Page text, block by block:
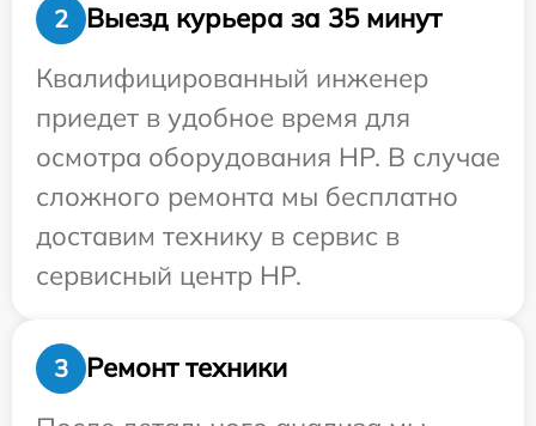
2
Выезд курьера за 35 минут
Квалифицированный инженер
приедет в удобное время для
осмотра оборудования HP. В случае
сложного ремонта мы бесплатно
доставим технику в сервис в
сервисный центр HP.
3
Ремонт техники